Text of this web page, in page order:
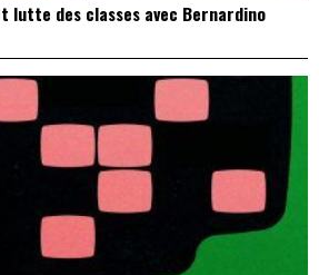
lutte des classes avec Bernardino